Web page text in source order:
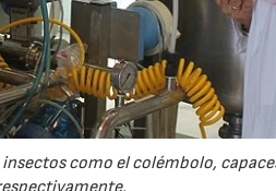
como el colémbolo,